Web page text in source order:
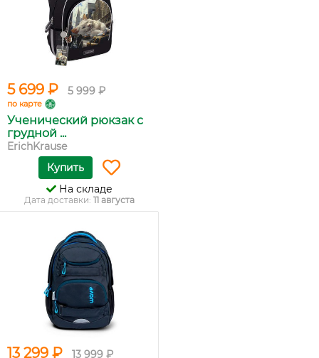
5 699 ₽ 5 999 ₽
по карте
Ученический рюкзак с
грудной ...
ErichKrause
Купить
На складе
Дата доставки: 11 августа
13 299 ₽ 13 999 ₽